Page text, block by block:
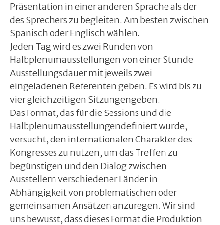
Präsentation in einer anderen Sprache als der
des Sprechers zu begleiten. Am besten zwischen
Spanisch oder Englisch wählen.
Jeden Tag wird es zwei Runden von
Halbplenumausstellungen von einer Stunde
Ausstellungsdauer mit jeweils zwei
eingeladenen Referenten geben. Es wird bis zu
vier gleichzeitigen Sitzungengeben.
Das Format, das für die Sessions und die
Halbplenumausstellungendefiniert wurde,
versucht, den internationalen Charakter des
Kongresses zu nutzen, um das Treffen zu
begünstigen und den Dialog zwischen
Ausstellern verschiedener Länder in
Abhängigkeit von problematischen oder
gemeinsamen Ansätzen anzuregen. Wir sind
uns bewusst, dass dieses Format die Produktion